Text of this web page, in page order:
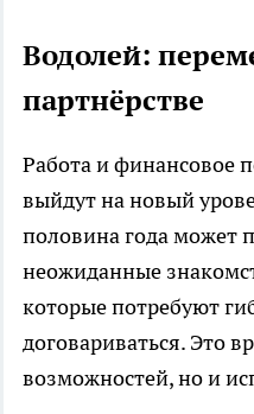
Водолей:
партнёрстве
Работа и финансовое
выйдут на новый
половина года может
неожиданные
которые потребуют
договариваться. Это
возможностей, но и